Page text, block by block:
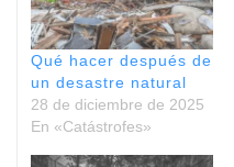
Qué hacer después de
un desastre natural
28 de diciembre de 2025
En «Catástrofes»